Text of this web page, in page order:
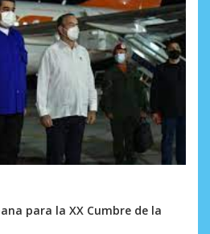
para la XX Cumbre de la